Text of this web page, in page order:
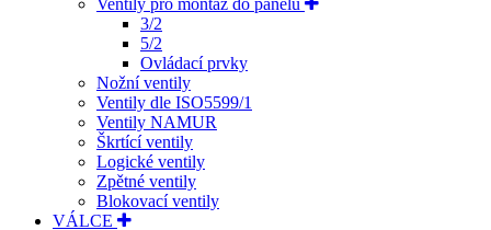
3/2
5/2
Ovládací prvky
Nožní ventily
Ventily dle ISO5599/1
Ventily NAMUR
Škrtící ventily
Logické ventily
Zpětné ventily
Blokovací ventily
VÁLCE